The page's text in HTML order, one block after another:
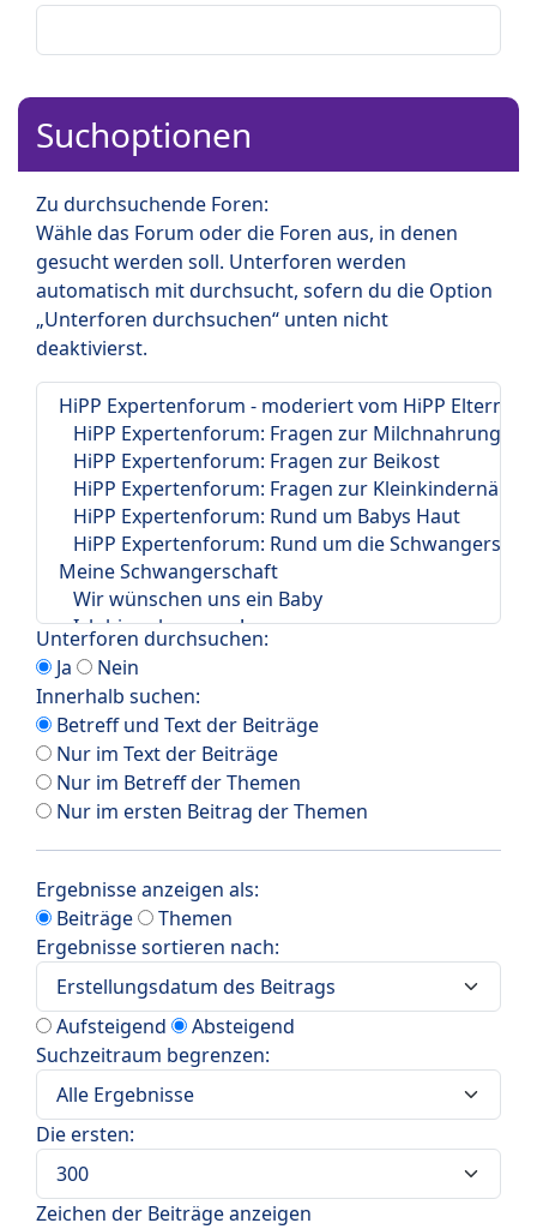
Suchoptionen
Zu durchsuchende Foren:
Wähle das Forum oder die Foren aus, in denen
gesucht werden soll. Unterforen werden
automatisch mit durchsucht, sofern du die Option
„Unterforen durchsuchen“ unten nicht
deaktivierst.
Unterforen durchsuchen:
Ja
Nein
Innerhalb suchen:
Betreff und Text der Beiträge
Nur im Text der Beiträge
Nur im Betreff der Themen
Nur im ersten Beitrag der Themen
Ergebnisse anzeigen als:
Beiträge
Themen
Ergebnisse sortieren nach:
Aufsteigend
Absteigend
Suchzeitraum begrenzen:
Die ersten:
Zeichen der Beiträge anzeigen